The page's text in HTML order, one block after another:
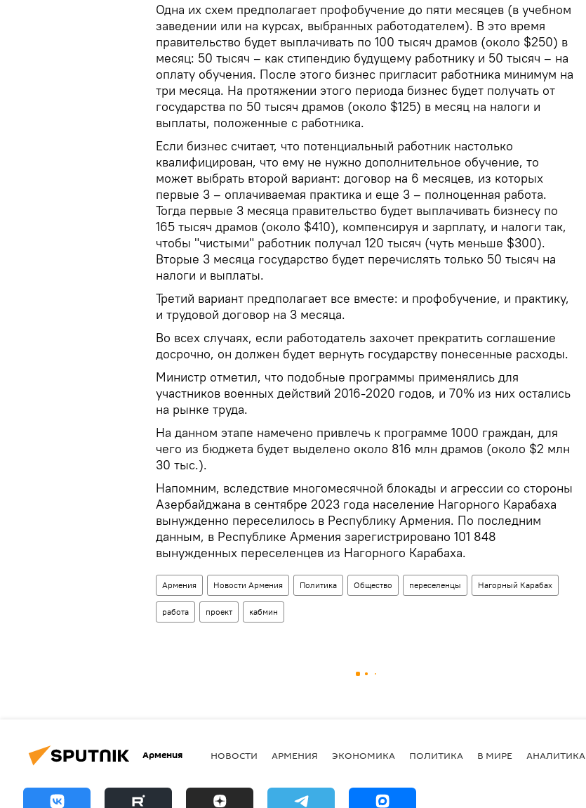
Одна их схем предполагает профобучение до пяти месяцев (в учебном
заведении или на курсах, выбранных работодателем). В это время
правительство будет выплачивать по 100 тысяч драмов (около $250) в
месяц: 50 тысяч – как стипендию будущему работнику и 50 тысяч – на
оплату обучения. После этого бизнес пригласит работника минимум на
три месяца. На протяжении этого периода бизнес будет получать от
государства по 50 тысяч драмов (около $125) в месяц на налоги и
выплаты, положенные с работника.
Если бизнес считает, что потенциальный работник настолько
квалифицирован, что ему не нужно дополнительное обучение, то
может выбрать второй вариант: договор на 6 месяцев, из которых
первые 3 – оплачиваемая практика и еще 3 – полноценная работа.
Тогда первые 3 месяца правительство будет выплачивать бизнесу по
165 тысяч драмов (около $410), компенсируя и зарплату, и налоги так,
чтобы "чистыми" работник получал 120 тысяч (чуть меньше $300).
Вторые 3 месяца государство будет перечислять только 50 тысяч на
налоги и выплаты.
Третий вариант предполагает все вместе: и профобучение, и практику,
и трудовой договор на 3 месяца.
Во всех случаях, если работодатель захочет прекратить соглашение
досрочно, он должен будет вернуть государству понесенные расходы.
Министр отметил, что подобные программы применялись для
участников военных действий 2016-2020 годов, и 70% из них остались
на рынке труда.
На данном этапе намечено привлечь к программе 1000 граждан, для
чего из бюджета будет выделено около 816 млн драмов (около $2 млн
30 тыс.).
Напомним, вследствие многомесячной блокады и агрессии со стороны
Азербайджана в сентябре 2023 года население Нагорного Карабаха
вынужденно переселилось в Республику Армения. По последним
данным, в Республике Армения зарегистрировано 101 848
вынужденных переселенцев из Нагорного Карабаха.
Армения Новости Армения Политика Общество переселенцы Нагорный Карабах
работа проект кабмин
Армения НОВОСТИ АРМЕНИЯ ЭКОНОМИКА ПОЛИТИКА В МИРЕ АНАЛИТИКА